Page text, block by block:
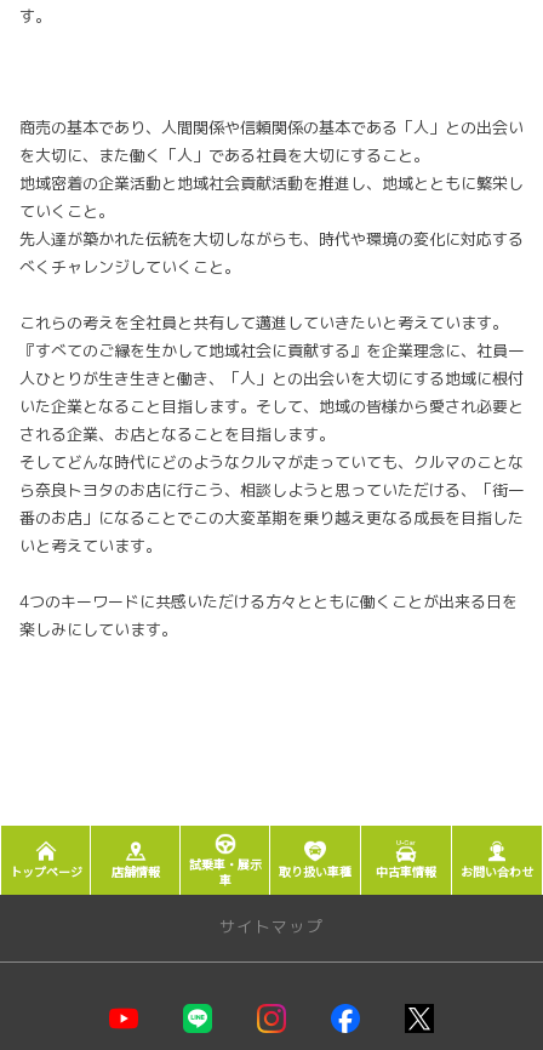
す。
商売の基本であり、人間関係や信頼関係の基本である「人」との出会い
を大切に、また働く「人」である社員を大切にすること。
地域密着の企業活動と地域社会貢献活動を推進し、地域とともに繁栄し
ていくこと。
先人達が築かれた伝統を大切しながらも、時代や環境の変化に対応する
べくチャレンジしていくこと。
これらの考えを全社員と共有して邁進していきたいと考えています。
『すべてのご縁を生かして地域社会に貢献する』を企業理念に、社員一
人ひとりが生き生きと働き、「人」との出会いを大切にする地域に根付
いた企業となること目指します。そして、地域の皆様から愛され必要と
される企業、お店となることを目指します。
そしてどんな時代にどのようなクルマが走っていても、クルマのことな
ら奈良トヨタのお店に行こう、相談しようと思っていただける、「街一
番のお店」になることでこの大変革期を乗り越え更なる成長を目指した
いと考えています。
4つのキーワードに共感いただける方々とともに働くことが出来る日を
楽しみにしています。
トップページ 店舗情報
試乗車・展示
車
取り扱い車種 中古車情報 お問い合わせ
サイトマップ